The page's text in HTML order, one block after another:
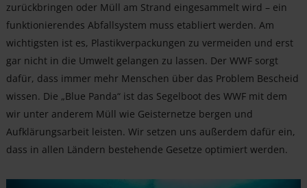
zurückbringen oder Müll am Strand eingesammelt wird – ein
funktionierendes Abfallsystem muss etabliert werden. Am
wichtigsten ist es, Plastikverpackungen zu vermeiden und erst
gar nicht in die Umwelt gelangen zu lassen. Der WWF sorgt
dafür, dass immer mehr Menschen über das Problem Bescheid
wissen. Die „Blue Panda“ ist das Segelboot des WWF mit dem
wir unter anderem Müll wie Geisternetze bergen und
Aufklärungsarbeit leisten. Wir setzen uns außerdem dafür ein,
dass in allen Ländern bestehende Gesetze optimiert werden.